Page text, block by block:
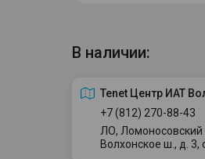
В наличии:
Tenet Центр ИАТ
+7 (812) 270-88-43
ЛО, Ломоносовский
Волхонское ш., д. 3,